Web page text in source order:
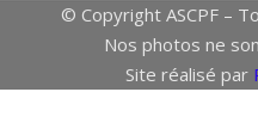
© Copyright ASCPF –
Nos photos ne
Site réalisé par